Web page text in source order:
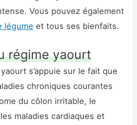
Vous pouvez également
légume et tous ses bienfaits.
régime yaourt
s’appuie sur le fait que
chroniques courantes
du côlon irritable, le
maladies cardiaques et